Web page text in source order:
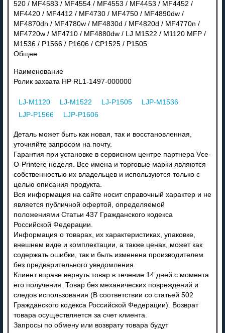
520 / MF4583 / MF4554 / MF4553 / MF4453 / MF4452 /
MF4420 / MF4412 / MF4730 / MF4750 / MF4890dw /
MF4870dn / MF4780w / MF4830d / MF4820d / MF4770n /
MF4720w / MF4710 / MF4880dw / LJ M1522 / M1120 MFP /
M1536 / P1566 / P1606 / CP1525 / P1505
Общее
Наименование
Ролик захвата HP RL1-1497-000000
LJ-M1120 LJ-M1522 LJ-P1505
LJP-M1536
LJP-P1566
LJP-P1606
Деталь может быть как новая, так и восстановленная,
уточняйте запросом на почту.
Гарантия при установке в сервисном центре партнера Vce-
O-Printere неделя. Все имена и торговые марки являются
собственностью их владельцев и используются только с
целью описания продукта.
Вся информация на сайте носит справочный характер и не
является публичной офертой, определяемой
положениями Статьи 437 Гражданского кодекса
Российской Федерации.
Информация о товарах, их характеристиках, упаковке,
внешнем виде и комплектации, а также ценах, может как
содержать ошибки, так и быть изменена производителем
без предварительного уведомления.
Клиент вправе вернуть товар в течение 14 дней с момента
его получения. Товар без механических повреждений и
следов использования (В соответствии со статьей 502
Гражданского кодекса Российской Федерации). Возврат
товара осуществляется за счет клиента.
Запросы по обмену или возврату товара будут